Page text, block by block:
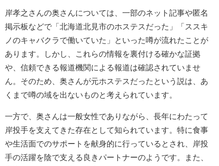
岸孝之さんの奥さんについては、一部のネット記事や匿名
掲示板などで「北海道北見市のホステスだった」「ススキ
ノのキャバクラで働いていた」といった噂が流れたことが
あります。しかし、これらの情報を裏付ける確かな証拠
や、信頼できる報道機関による報道は確認されていませ
ん。そのため、奥さんが元ホステスだったという説は、あ
くまで噂の域を出ないものと考えられています。
一方で、奥さんは一般女性でありながら、長年にわたって
岸投手を支えてきた存在として知られています。特に食事
や生活面でのサポートを献身的に行っているとされ、岸投
手の活躍を陰で支える良きパートナーのようです。また、